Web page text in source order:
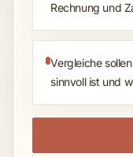
Rechnung und
Vergleiche
sinnvoll ist und